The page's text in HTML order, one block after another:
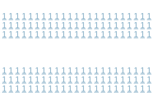
1 1 1 1 1 1 1 1 1 1 1 1 1 1 1 1 1 1 1 1 1 1 1
1 1 1 1 1 1 1 1 1 1 1 1 1 1 1 1 1 1 1 1 1 1 1
1 1 1 1 1 1 1 1 1 1 1 1 1 1 1 1 1 1 1 1 1 1 1
1 1 1 1 1 1 1 1 1 1 1 1 1 1 1 1 1 1 1 1 1 1 1
1 1 1 1 1 1 1 1 1 1 1 1 1 1 1 1 1 1 1 1 1 1 1
1 1 1 1 1 1 1 1 1 1 1 1 1 1 1 1 1 1 1 1 1 1 1